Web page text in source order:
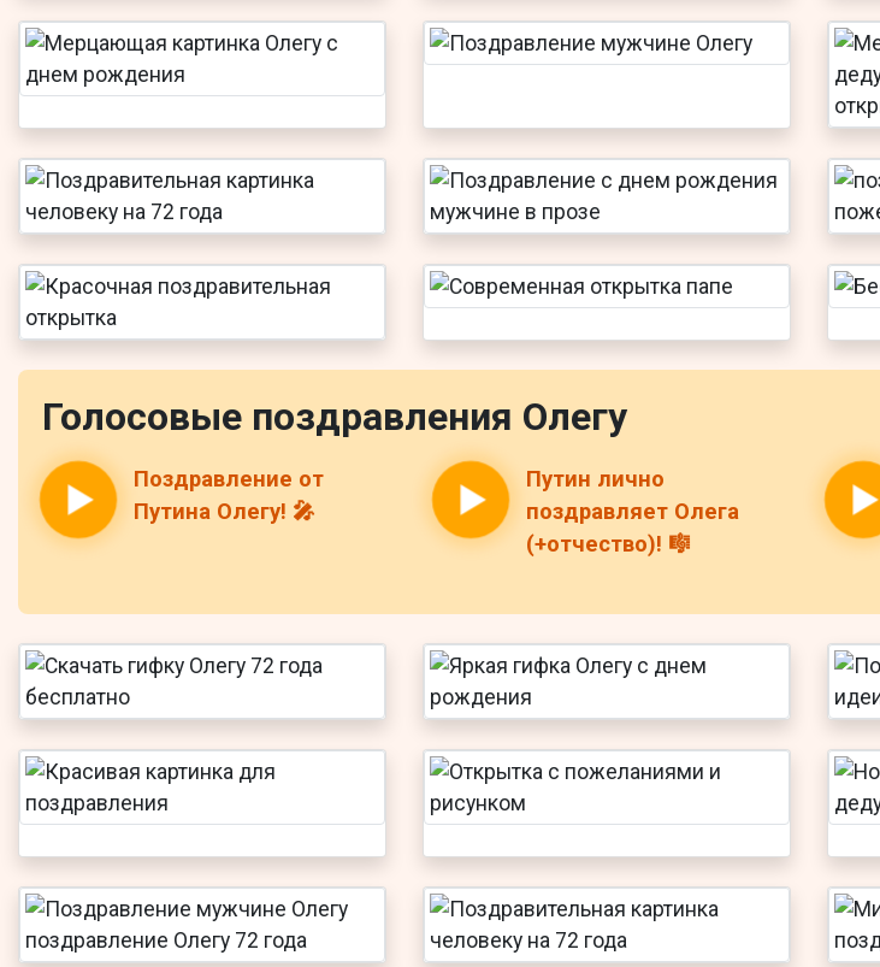
Голосовые поздравления Олегу
Поздравление от
Путина Олегу! 🎤
Путин лично
поздравляет Олега
(+отчество)! 🎼